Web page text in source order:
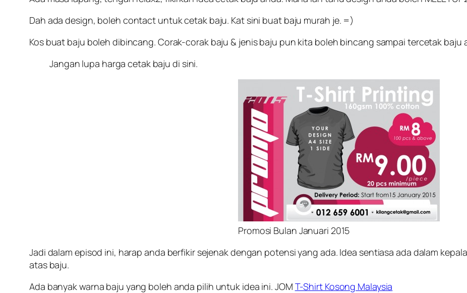
Dah ada design, boleh contact untuk cetak baju. Kat sini buat baju murah je. =)
Kos buat baju boleh dibincang. Corak-corak baju & jenis baju pun kita boleh bincang sampai tercetak baju
Jangan lupa harga cetak baju di sini.
Promosi Bulan Januari 2015
Jadi dalam episod ini, harap anda berfikir sejenak dengan potensi yang ada. Idea sentiasa ada dalam
atas baju.
Ada banyak warna baju yang boleh anda pilih untuk idea ini. JOM T-Shirt Kosong Malaysia